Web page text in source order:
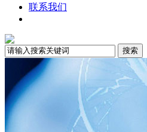
联系我们